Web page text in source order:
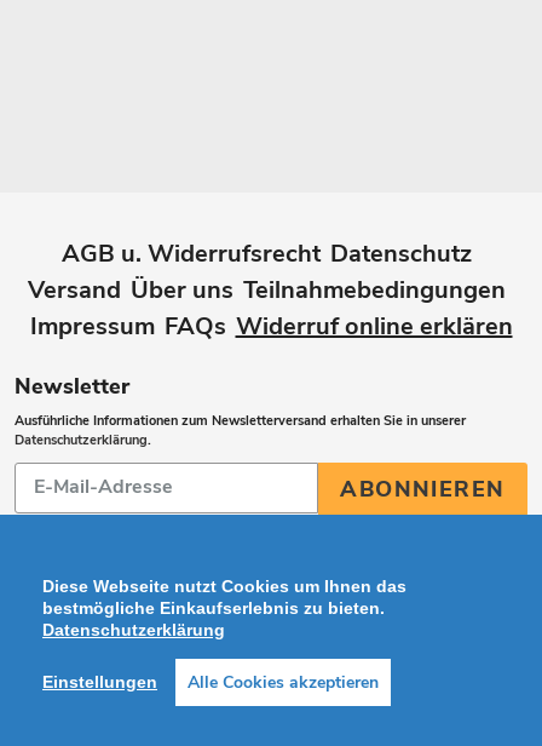
AGB u. Widerrufsrecht Datenschutz
Versand Über uns Teilnahmebedingungen
Impressum FAQs Widerruf online erklären
Newsletter
Ausführliche Informationen zum Newsletterversand erhalten Sie in unserer
Datenschutzerklärung.
Abonnieren
Sie
Mailingliste
ABONNIEREN
Zahlungsarten
Diese Webseite nutzt Cookies um Ihnen das
bestmögliche Einkaufserlebnis zu bieten.
Datenschutzerklärung
Einstellungen Alle Cookies akzeptieren